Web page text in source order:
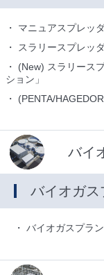
マニュアスプレッ
スラリースプレッ
(New) スラリース
ション」
(PENTA/
バイ
バイオガス
バイオガスプラン